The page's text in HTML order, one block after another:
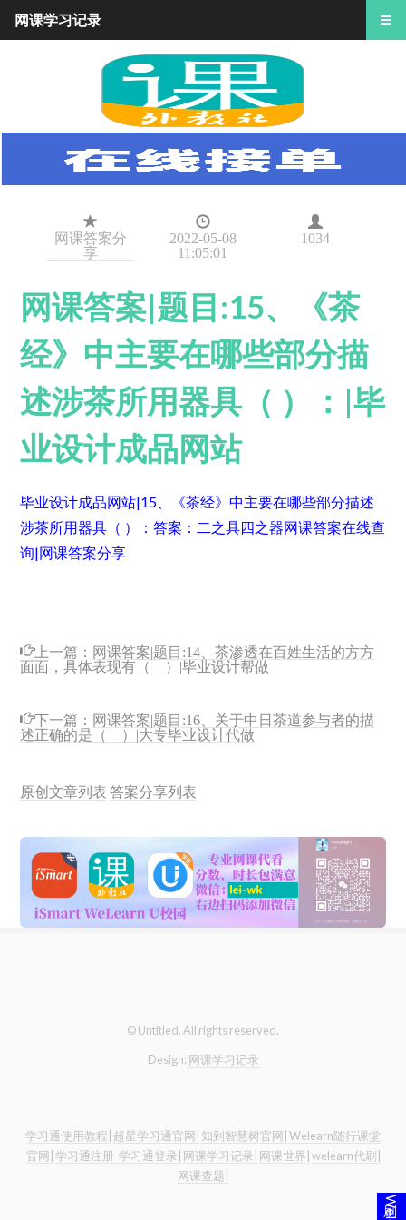
网课答案分
享
2022-05-08
11:05:01
1034
网课答案|题目:15、《茶
经》中主要在哪些部分描
述涉茶所用器具（ ）：|毕
业设计成品网站
毕业设计成品网站|15、《茶经》中主要在哪些部分描述
涉茶所用器具（ ）：答案：二之具四之器网课答案在线查
询|网课答案分享
上一篇： 网课答案|题目:14、茶渗透在百姓生活的方方
面面，具体表现有（ ）|毕业设计帮做
下一篇： 网课答案|题目:16、关于中日茶道参与者的描
述正确的是（ ）|大专毕业设计代做
原创文章列表 答案分享列表
© Untitled. All rights reserved.
Design: 网课学习记录
学习通使用教程| 超星学习通官网| 知到智慧树官网| Welearn随行课堂
官网| 学习通注册-学习通登录| 网课学习记录| 网课世界| welearn代刷|
网课查题|
网课学习记录